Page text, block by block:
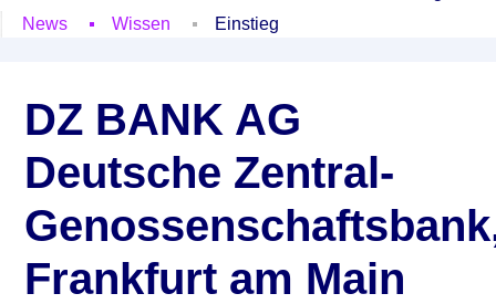
News
Wissen Einstieg
DZ BANK AG
Deutsche Zentral-
Frankfurt am Main